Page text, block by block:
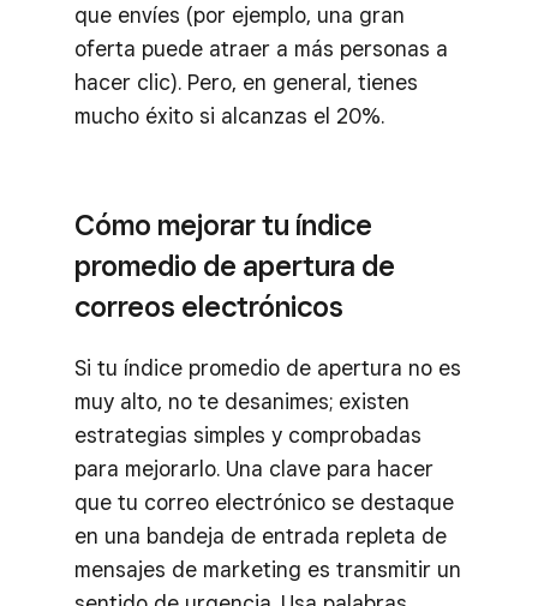
que envíes (por ejemplo, una gran
oferta puede atraer a más personas a
hacer clic). Pero, en general, tienes
mucho éxito si alcanzas el 20%.
Cómo mejorar tu índice
promedio de apertura de
correos electrónicos
Si tu índice promedio de apertura no es
muy alto, no te desanimes; existen
estrategias simples y comprobadas
para mejorarlo. Una clave para hacer
que tu correo electrónico se destaque
en una bandeja de entrada repleta de
mensajes de marketing es transmitir un